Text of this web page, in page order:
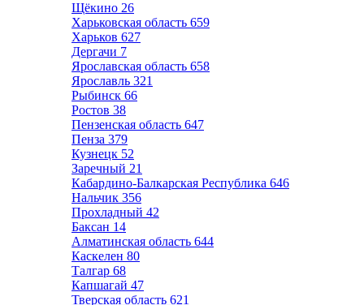
Щёкино 26
Харьковская область 659
Харьков 627
Дергачи 7
Ярославская область 658
Ярославль 321
Рыбинск 66
Ростов 38
Пензенская область 647
Пенза 379
Кузнецк 52
Заречный 21
Кабардино-Балкарская Республика 646
Нальчик 356
Прохладный 42
Баксан 14
Алматинская область 644
Каскелен 80
Талгар 68
Капшагай 47
Тверская область 621